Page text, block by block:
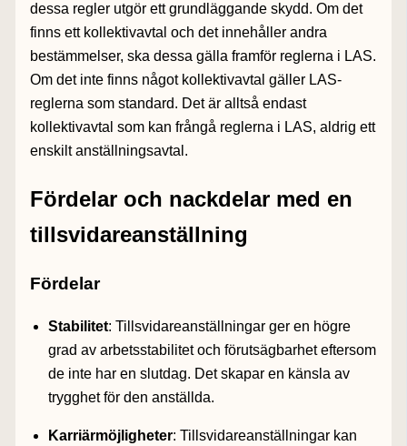
dessa regler utgör ett grundläggande skydd. Om det
finns ett kollektivavtal och det innehåller andra
bestämmelser, ska dessa gälla framför reglerna i LAS.
Om det inte finns något kollektivavtal gäller LAS-
reglerna som standard. Det är alltså endast
kollektivavtal som kan frångå reglerna i LAS, aldrig ett
enskilt anställningsavtal.
Fördelar och nackdelar med en
tillsvidareanställning
Fördelar
Stabilitet: Tillsvidareanställningar ger en högre
grad av arbetsstabilitet och förutsägbarhet eftersom
de inte har en slutdag. Det skapar en känsla av
trygghet för den anställda.
Karriärmöjligheter: Tillsvidareanställningar kan